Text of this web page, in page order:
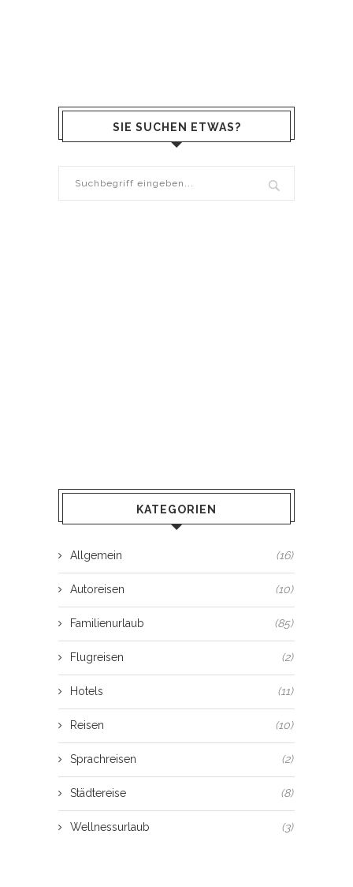
SIE SUCHEN ETWAS?
KATEGORIEN
Allgemein (16)
Autoreisen (10)
Familienurlaub (85)
Flugreisen (2)
Hotels (11)
Reisen (10)
Sprachreisen (2)
Städtereise (8)
Wellnessurlaub (3)